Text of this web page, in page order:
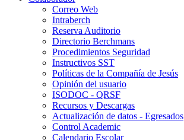
Correo Web
Intraberch
Reserva Auditorio
Directorio Berchmans
Procedimientos Seguridad
Instructivos SST
Políticas de la Compañía de Jesús
Opinión del usuario
ISODOC - QRSF
Recursos y Descargas
Actualización de datos - Egresados
Control Academic
Calendario Escolar